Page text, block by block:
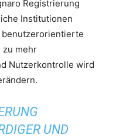
Registrierung
Institutionen
zu mehr
Nutzerkontrolle wird
UND